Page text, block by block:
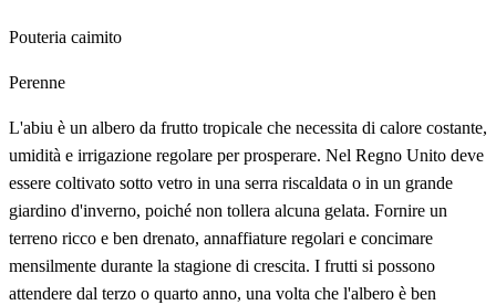
Pouteria caimito
Perenne
L'abiu è un albero da frutto tropicale che necessita di calore costante,
umidità e irrigazione regolare per prosperare. Nel Regno Unito deve
essere coltivato sotto vetro in una serra riscaldata o in un grande
giardino d'inverno, poiché non tollera alcuna gelata. Fornire un
terreno ricco e ben drenato, annaffiature regolari e concimare
mensilmente durante la stagione di crescita. I frutti si possono
attendere dal terzo o quarto anno, una volta che l'albero è ben